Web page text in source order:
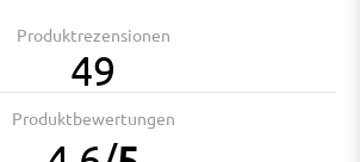
Produktrezensionen
49
Produktbewertungen